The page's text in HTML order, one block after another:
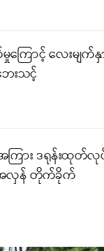
ကြောင့် လေးမျက်
ေးသင့်
ြား ဒရုန်းထုတ်လု
အလှန် တိုက်ခိုက်